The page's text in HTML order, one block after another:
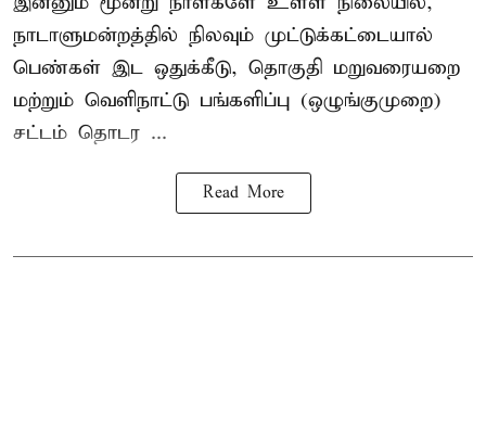
நாடாளுமன்றத்தில் நிலவும் முட்டுக்கட்டையால்
பெண்கள் இட ஒதுக்கீடு, தொகுதி மறுவரையறை
மற்றும் வெளிநாட்டு பங்களிப்பு (ஒழுங்குமுறை)
சட்டம் தொடர ...
Read More